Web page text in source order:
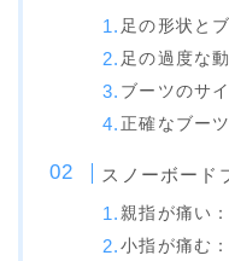
SALOMON
SCOOTER
SABRINA
SPREAD
足の形状と
足の過度な
ブーツのサ
正確なブー
スノーボード
親指が痛い
小指が痛む